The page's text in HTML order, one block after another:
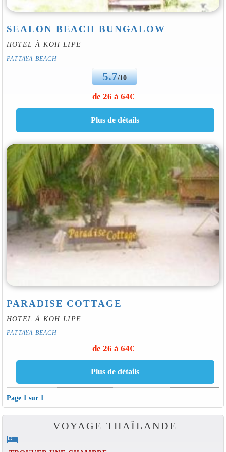
SEALON BEACH BUNGALOW
HOTEL À KOH LIPE
PATTAYA BEACH
5.7/10
de 26 à 64€
PARADISE COTTAGE
HOTEL À KOH LIPE
PATTAYA BEACH
de 26 à 64€
Page 1 sur 1
VOYAGE THAÏLANDE
hotel